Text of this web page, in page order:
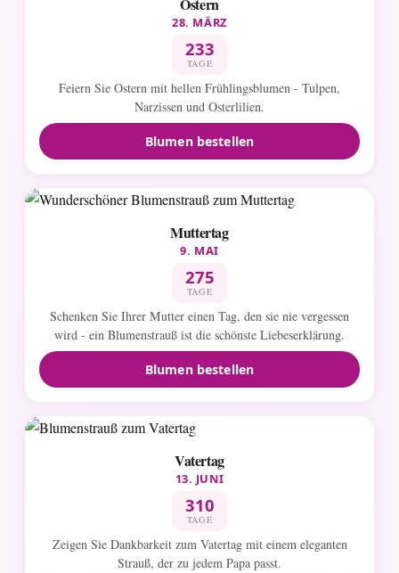
28. MÄRZ
233
TAGE
Feiern Sie Ostern mit hellen Frühlingsblumen - Tulpen,
Narzissen und Osterlilien.
Blumen bestellen
Muttertag
9. MAI
275
TAGE
Schenken Sie Ihrer Mutter einen Tag, den sie nie vergessen
wird - ein Blumenstrauß ist die schönste Liebeserklärung.
Blumen bestellen
Vatertag
13. JUNI
310
TAGE
Zeigen Sie Dankbarkeit zum Vatertag mit einem eleganten
Strauß, der zu jedem Papa passt.